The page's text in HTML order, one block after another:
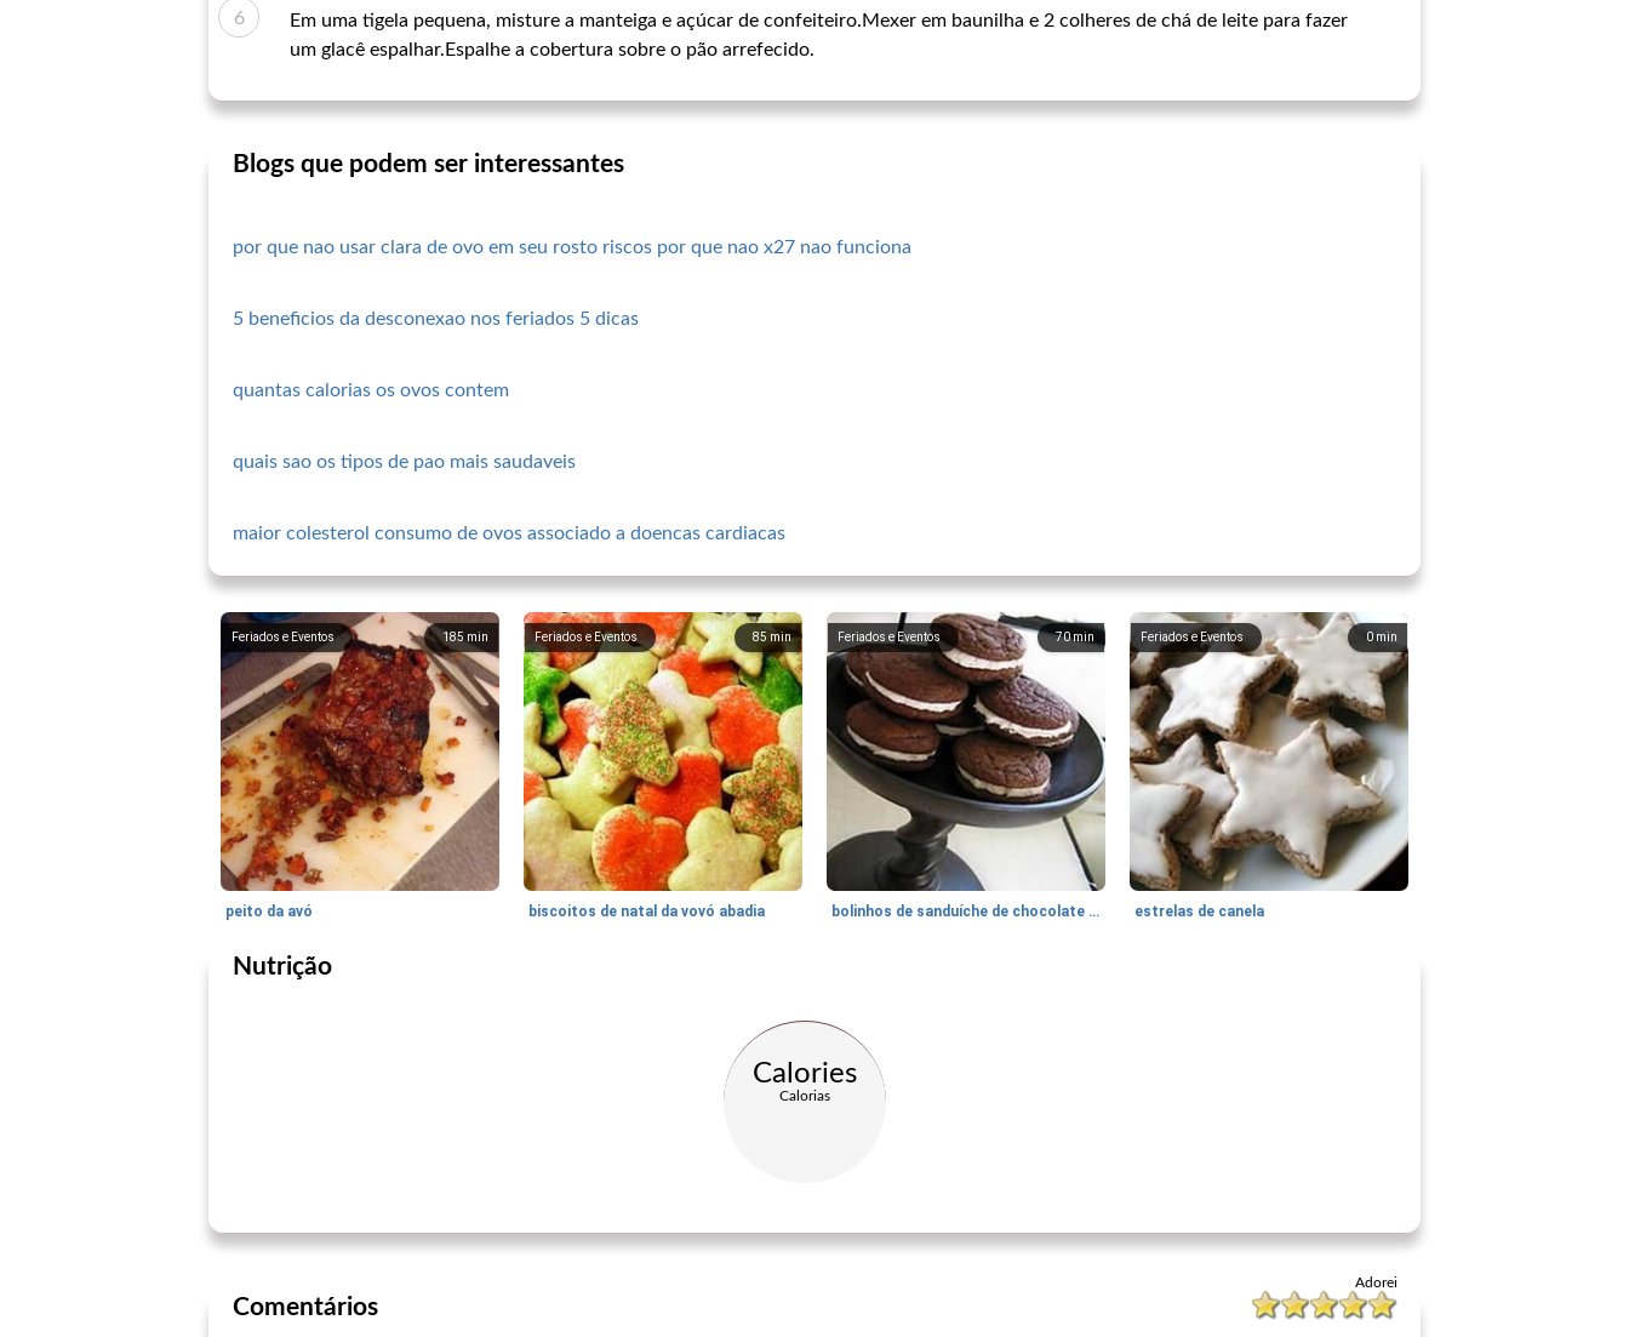
Em uma tigela pequena, misture a manteiga e açúcar de confeiteiro.Mexer em baunilha e 2 colheres de chá de leite para fazer
um glacê espalhar.Espalhe a cobertura sobre o pão arrefecido.
Blogs que podem ser interessantes
por que nao usar clara de ovo em seu rosto riscos por que nao x27 nao funciona
5 beneficios da desconexao nos feriados 5 dicas
quantas calorias os ovos contem
quais sao os tipos de pao mais saudaveis
maior colesterol consumo de ovos associado a doencas cardiacas
185 min
Feriados e Eventos
peito da avó
85 min
Feriados e Eventos
biscoitos de natal da vovó abadia
70min
Feriados e Eventos
bolinhos de sanduíche de chocolate eu
0min
Feriados e Eventos
estrelas de canela
Nutrição
Calories
Calorias
Adorei
Comentários